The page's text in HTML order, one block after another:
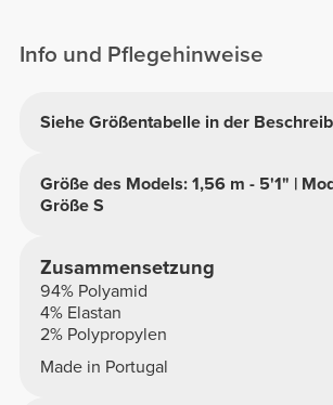
Info und Pflegehinweise
Siehe Größentabelle in der
Größe des Models: 1,56 m - 5'1" |
Größe S
Zusammensetzung
94% Polyamid
4% Elastan
2% Polypropylen
Made in Portugal